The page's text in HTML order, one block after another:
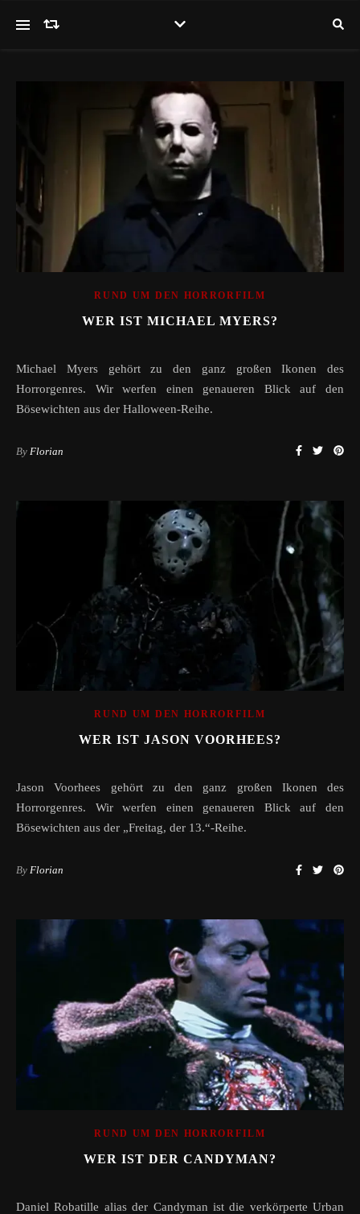
RUND UM DEN HORRORFILM
WER IST MICHAEL MYERS?
Michael Myers gehört zu den ganz großen Ikonen des
Horrorgenres. Wir werfen einen genaueren Blick auf den
Bösewichten aus der Halloween-Reihe.
By Florian
RUND UM DEN HORRORFILM
WER IST JASON VOORHEES?
Jason Voorhees gehört zu den ganz großen Ikonen des
Horrorgenres. Wir werfen einen genaueren Blick auf den
Bösewichten aus der „Freitag, der 13.“-Reihe.
By Florian
RUND UM DEN HORRORFILM
WER IST DER CANDYMAN?
Daniel Robatille alias der Candyman ist die verkörperte Urban